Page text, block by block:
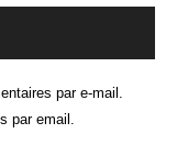
par e-mail.
par email.